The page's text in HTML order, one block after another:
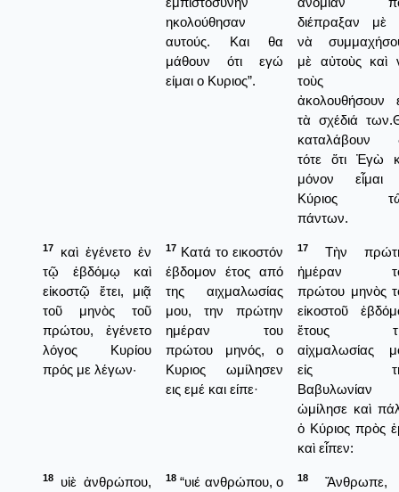
ηκολούθησαν
αυτούς. Και θα
μάθουν ότι εγώ
είμαι ο Κυριος”.
διέπραξαν μὲ
νὰ
μὲ αὐτοὺς καὶ
τοὺς
ἀκολουθήσουν
τὰ σχέδιά
καταλάβουν
τότε ὅτι Ἐγὼ
μόνον
Κύριος
πάντων.
17
καὶ ἐγένετο ἐν
τῷ ἑβδόμῳ καὶ
εἰκοστῷ ἔτει, μιᾷ
τοῦ μηνὸς τοῦ
πρώτου, ἐγένετο
λόγος Κυρίου
πρός με λέγων·
17 Κατά το εικοστόν
έβδομον έτος από
της αιχμαλωσίας
μου, την πρώτην
ημέραν του
πρώτου μηνός, ο
Κυριος ωμίλησεν
εις εμέ και είπε·
17
Τὴν
ἡμέραν
πρώτου μηνὸς
εἰκοστοῦ
ἔτους
αἰχμαλωσίας
εἰς
Βαβυλωνίαν
ὡμίλησε καὶ
ὁ Κύριος πρὸς
καὶ εἶπεν:
18
υἱὲ ἀνθρώπου,
18 “υιέ ανθρώπου, ο
18
Ἄνθρωπε,